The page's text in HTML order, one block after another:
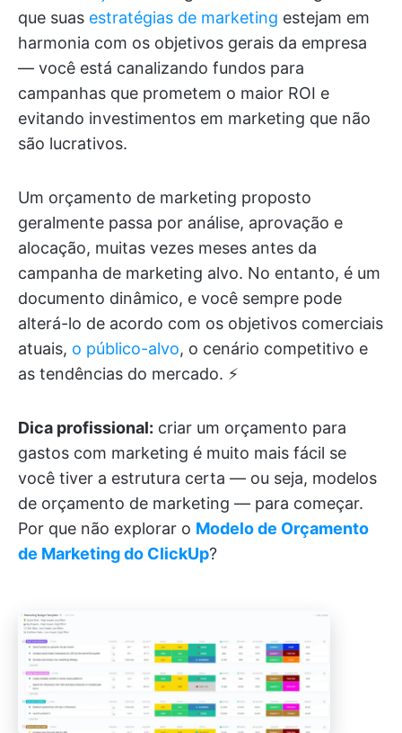
que suas estratégias de marketing estejam em
harmonia com os objetivos gerais da empresa
— você está canalizando fundos para
campanhas que prometem o maior ROI e
evitando investimentos em marketing que não
são lucrativos.
Um orçamento de marketing proposto
geralmente passa por análise, aprovação e
alocação, muitas vezes meses antes da
campanha de marketing alvo. No entanto, é um
documento dinâmico, e você sempre pode
alterá-lo de acordo com os objetivos comerciais
atuais, o público-alvo, o cenário competitivo e
as tendências do mercado. ⚡
Dica profissional: criar um orçamento para
gastos com marketing é muito mais fácil se
você tiver a estrutura certa — ou seja, modelos
de orçamento de marketing — para começar.
Por que não explorar o Modelo de Orçamento
de Marketing do ClickUp?